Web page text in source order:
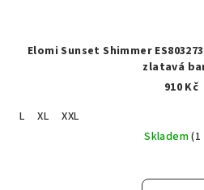
Elomi Sunset Shimmer
zlatavá
910 Kč
L
XL
XXL
Skladem(1